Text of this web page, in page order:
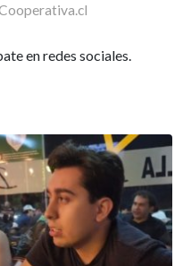
en redes sociales.